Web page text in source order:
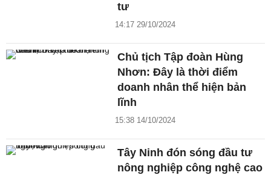
tư
14:17 29/10/2024
Chủ tịch Tập đoàn Hùng
Nhơn: Đây là thời điểm
doanh nhân thể hiện bản
lĩnh
15:38 14/10/2024
Tây Ninh đón sóng đầu tư
nông nghiệp công nghệ cao